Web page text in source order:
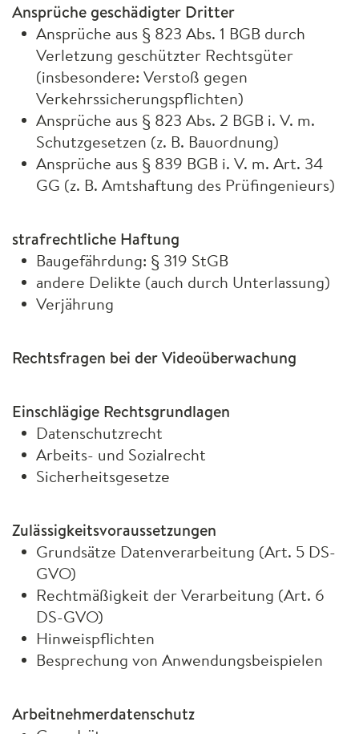
Ansprüche geschädigter Dritter
Ansprüche aus § 823 Abs. 1 BGB durch
Verletzung geschützter Rechtsgüter
(insbesondere: Verstoß gegen
Verkehrssicherungspflichten)
Ansprüche aus § 823 Abs. 2 BGB i. V. m.
Schutzgesetzen (z. B. Bauordnung)
Ansprüche aus § 839 BGB i. V. m. Art. 34
GG (z. B. Amtshaftung des Prüfingenieurs)
strafrechtliche Haftung
Baugefährdung: § 319 StGB
andere Delikte (auch durch Unterlassung)
Verjährung
Rechtsfragen bei der Videoüberwachung
Einschlägige Rechtsgrundlagen
Datenschutzrecht
Arbeits- und Sozialrecht
Sicherheitsgesetze
Zulässigkeitsvoraussetzungen
Grundsätze Datenverarbeitung (Art. 5 DS-
GVO)
Rechtmäßigkeit der Verarbeitung (Art. 6
DS-GVO)
Hinweispflichten
Besprechung von Anwendungsbeispielen
Arbeitnehmerdatenschutz